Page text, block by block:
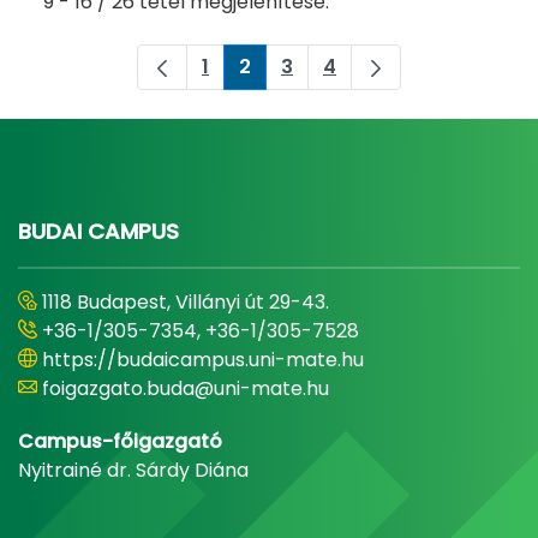
Oldal
1 Oldal
2 Oldal
3 Oldal
4
BUDAI CAMPUS
1118 Budapest, Villányi út 29-43.
+36-1/305-7354, +36-1/305-7528
https://budaicampus.uni-mate.hu
foigazgato.buda@uni-mate.hu
Campus-főigazgató
Nyitrainé dr. Sárdy Diána